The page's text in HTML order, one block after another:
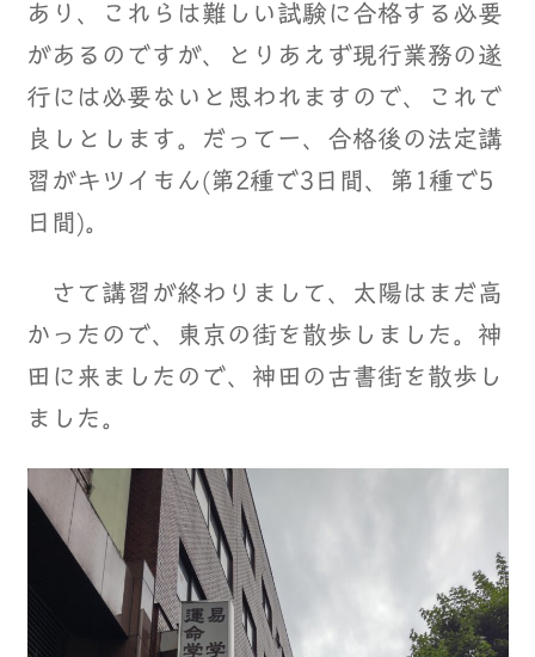
あり、これらは難しい試験に合格する必要
があるのですが、とりあえず現行業務の遂
行には必要ないと思われますので、これで
良しとします。だってー、合格後の法定講
習がキツイもん(第2種で3日間、第1種で5
日間)。
さて講習が終わりまして、太陽はまだ高
かったので、東京の街を散歩しました。神
田に来ましたので、神田の古書街を散歩し
ました。